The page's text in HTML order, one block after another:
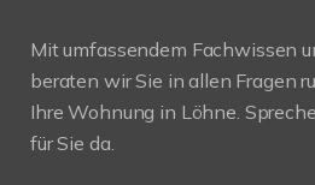
Mit umfassendem Fachwissen
beraten wir Sie in allen Fragen
Ihre Wohnung in Löhne.
für Sie da.